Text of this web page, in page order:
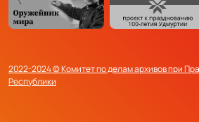
2022-2024 © Комитет по делам архивов при
Республики